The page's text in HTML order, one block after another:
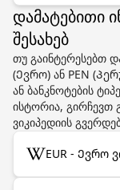
დამატებითი
შესახებ
თუ გაინტერესებთ
(Ევრო) ან PEN
ან ბანკნოტების
ისტორია, გირჩევთ
ვიკიპედიის
EUR - Ევრო